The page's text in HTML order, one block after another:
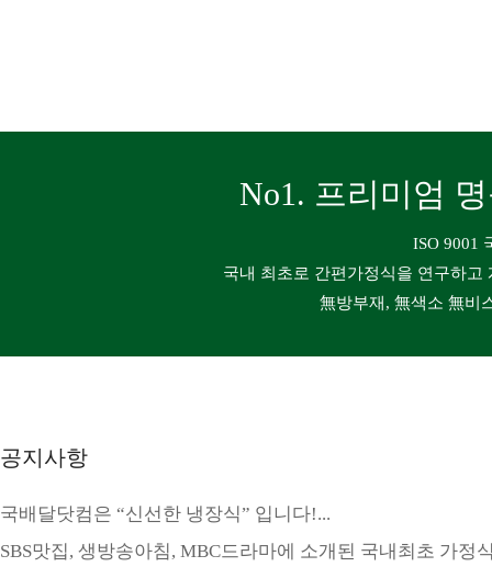
No1. 프리미엄
ISO 9001
국내 최초로 간편가정식을 연구하
無방부재, 無색소 無비
공지사항
국배달닷컴은 “신선한 냉장식” 입니다!...
SBS맛집, 생방송아침, MBC드라마에 소개된 국내최초 가정